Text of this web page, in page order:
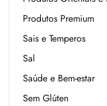
Produtos Premium
Sais e Temperos
Sal
Saúde e Bem-estar
Sem Glúten